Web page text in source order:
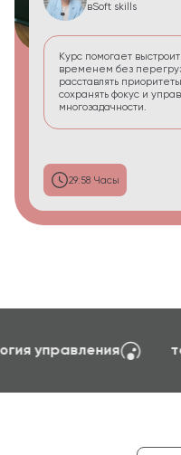
вSoft skills
Курс помогает
временем без
расставлять
сохранять фокус и
многозадачности.
29:58 Часы
создание сайтов